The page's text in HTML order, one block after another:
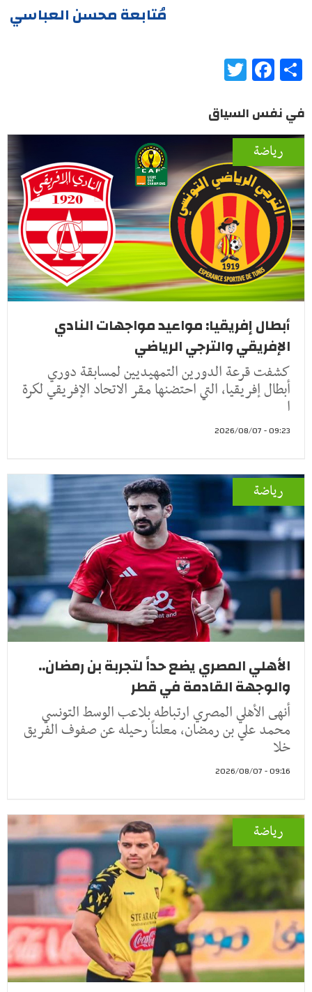
مُتابعة محسن العباسي
Share
Facebook
في نفس السياق
رياضة
أبطال إفريقيا: مواعيد مواجهات النادي
الإفريقي والترجي الرياضي
كشفت قرعة الدورين التمهيديين لمسابقة دوري
أبطال إفريقيا، التي احتضنها مقر الاتحاد الإفريقي لكرة
ا
09:23 - 2026/08/07
رياضة
الأهلي المصري يضع حداً لتجربة بن رمضان..
والوجهة القادمة في قطر
أنهى الأهلي المصري ارتباطه بلاعب الوسط التونسي
محمد علي بن رمضان، معلناً رحيله عن صفوف الفريق
خلا
09:16 - 2026/08/07
رياضة